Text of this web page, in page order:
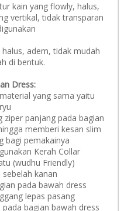
kain yang flowly, halus,
vertikal, tidak transparan
adem, tidak mudah
di bentuk.
Dress:
yang sama yaitu
ziper panjang pada bagian
memberi kesan slim
bagi pemakainya
Kerah Collar
(wudhu Friendly)
sebelah kanan
pada bawah dress
lepas pasang
bagian bawah dress